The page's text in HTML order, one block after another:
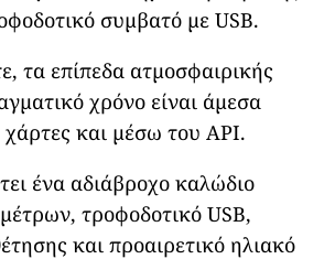
συμβατό με USB.
τα επίπεδα ατμοσφαιρικής
χρόνο είναι άμεσα
χάρτες και μέσω του API.
ένα αδιάβροχο καλώδιο
τροφοδοτικό USB,
και προαιρετικό ηλιακό